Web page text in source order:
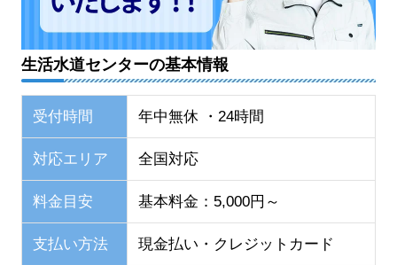
生活水道センターの基本情報
受付時間 年中無休 ・24時間
対応エリア 全国対応
料金目安 基本料金：5,000円～
支払い方法 現金払い・クレジットカード